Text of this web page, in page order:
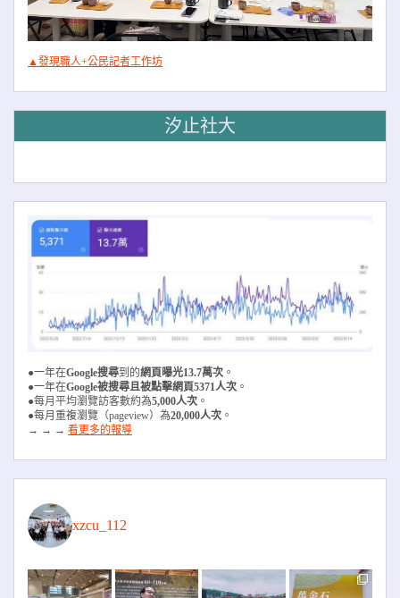
▲發現職人+公民記者工作坊
汐止社大
●一年在Google搜尋到的網頁曝光13.7萬次 。
●一年在Google被搜尋且被點擊網頁5371人次 。
●每月平均瀏覽訪客數約為5,000人次 。
●每月重複瀏覽（pageview）為20,000人次 。
→ → → 看更多的報導
xzcu_112